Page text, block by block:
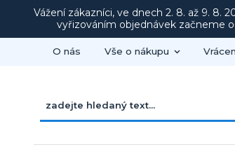
Vážení zákazníci, ve dnech 2. 8. až 9. 8.
vyřizováním objednávek začneme
O nás Vše o nákupu